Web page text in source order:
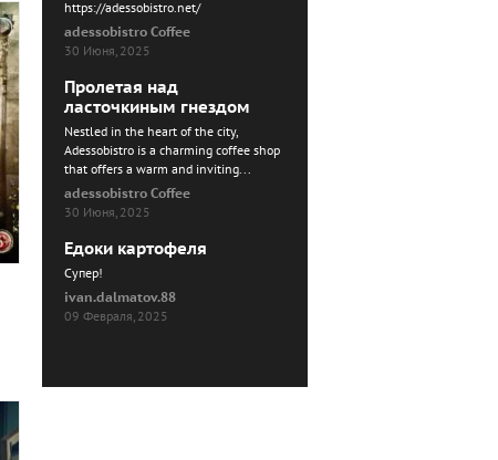
https://adessobistro.net/
adessobistro Coffee
30 Июня, 2025
Пролетая над
ласточкиным гнездом
Nestled in the heart of the city,
Adessobistro is a charming coffee shop
that offers a warm and inviting...
adessobistro Coffee
30 Июня, 2025
Едоки картофеля
Cупер!
ivan.dalmatov.88
09 Февраля, 2025